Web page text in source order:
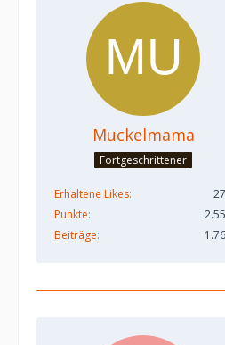
Muckelmama
Fortgeschrittener
Erhaltene Likes
Punkte
Beiträge